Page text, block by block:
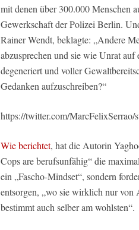
mit denen über 300.000 Menschen
Gewerkschaft der Polizei Berlin.
Rainer Wendt, beklagte: „Andere
abzusprechen und sie wie Unrat
degeneriert und voller
Gedanken aufzuschreiben?“
https://twitter.com/MarcFelixSerrao/
Wie berichtet, hat die Autorin
Cops are berufsunfähig“ die
ein „Fascho-Mindset“, sondern
entsorgen, „wo sie wirklich nur von
bestimmt auch selber am wohlsten“.